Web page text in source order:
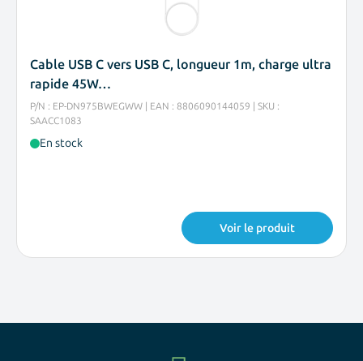
Cable USB C vers USB C, longueur 1m, charge ultra
rapide 45W…
P/N : EP-DN975BWEGWW | EAN : 8806090144059 | SKU :
SAACC1083
En stock
Voir le produit